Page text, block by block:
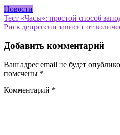
Новости
Навигация
по
записям
Тест «Часы»: простой способ
Риск депрессии зависит от
Добавить комментарий
Ваш адрес email не будет
помечены *
Комментарий *